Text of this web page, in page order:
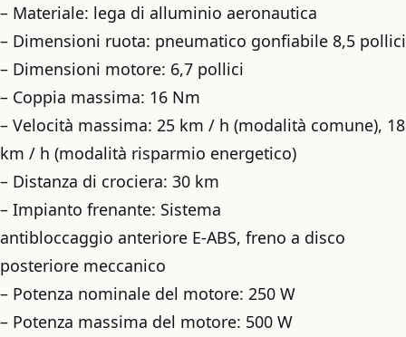
– Materiale: lega di alluminio aeronautica
– Dimensioni ruota: pneumatico gonfiabile 8,5 pollici
– Dimensioni motore: 6,7 pollici
– Coppia massima: 16 Nm
– Velocità massima: 25 km / h (modalità comune), 18
km / h (modalità risparmio energetico)
– Distanza di crociera: 30 km
– Impianto frenante: Sistema
antibloccaggio anteriore E-ABS, freno a disco
posteriore meccanico
– Potenza nominale del motore: 250 W
– Potenza massima del motore: 500 W